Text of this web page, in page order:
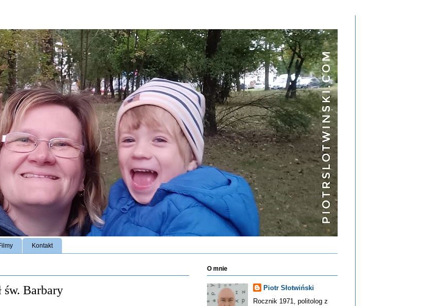
Kontakt
św. Barbary
O mnie
Piotr Słotwiński
Rocznik 1971, politolog z